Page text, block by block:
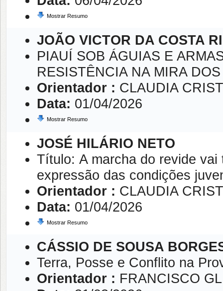
Mostrar Resumo
JOÃO VICTOR DA COSTA
PIAUÍ SOB ÁGUIAS E
RESISTÊNCIA NA MIRA
Orientador : CLAUDIA
Data: 01/04/2026
Mostrar Resumo
JOSÉ HILÁRIO NETO
Título: A marcha do revide
expressão das condições
Orientador : CLAUDIA
Data: 01/04/2026
Mostrar Resumo
CÁSSIO DE SOUSA
Terra, Posse e Conflito na
Orientador : FRANCISCO